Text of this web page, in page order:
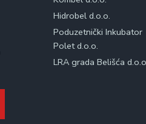
Hidrobel d.o.o.
Poduzetnički Inkubator
Polet d.o.o.
LRA grada Belišća